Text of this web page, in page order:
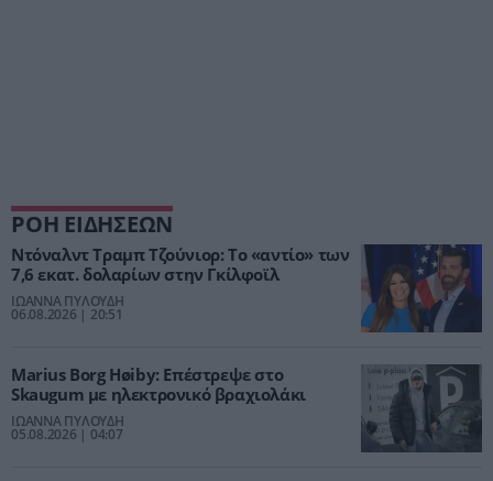
ΡΟΗ ΕΙΔΗΣΕΩΝ
Ντόναλντ Τραμπ Τζούνιορ: Το «αντίο» των
7,6 εκατ. δολαρίων στην Γκίλφοϊλ
ΙΩΑΝΝΑ ΠΥΛΟΥΔΗ
06.08.2026 | 20:51
Marius Borg Høiby: Επέστρεψε στο
Skaugum με ηλεκτρονικό βραχιολάκι
ΙΩΑΝΝΑ ΠΥΛΟΥΔΗ
05.08.2026 | 04:07